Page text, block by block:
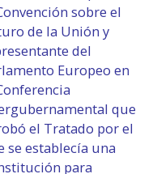
sobre el
de la Unión y
del
Europeo en
que
el Tratado por el
se establecía una
para